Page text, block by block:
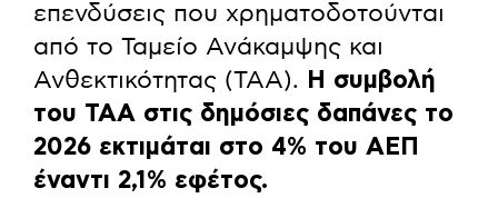
επενδύσεις που χρηματοδοτούνται
από το Ταμείο Ανάκαμψης και
Ανθεκτικότητας (ΤΑΑ).
Η συμβολή
του ΤΑΑ στις δημόσιες δαπάνες το
2026 εκτιμάται στο 4% του ΑΕΠ
έναντι 2,1% εφέτος.